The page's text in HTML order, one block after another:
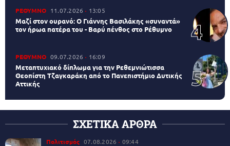
ΡΕΘΥΜΝΟ 11.07.2026 13:05
Μαζί στον ουρανό: Ο Γιάννης Βασιλάκης «συναντά»
τον ήρωα πατέρα του - Βαρύ πένθος στο Ρέθυμνο
ΡΕΘΥΜΝΟ 09.07.2026 16:09
Μεταπτυχιακό δίπλωμα για την Ρεθεμνιώτισσα
Θεοπίστη Τζαγκαράκη από το Πανεπιστήμιο Δυτικής
Αττικής
ΣΧΕΤΙΚΑ ΑΡΘΡΑ
Πολιτισμός 07.08.2026 09:44